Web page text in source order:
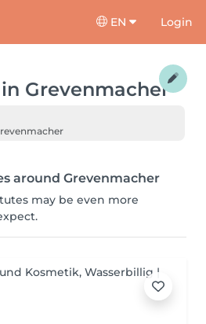
EN Login
in Grevenmacher
around Grevenmacher
may be even more